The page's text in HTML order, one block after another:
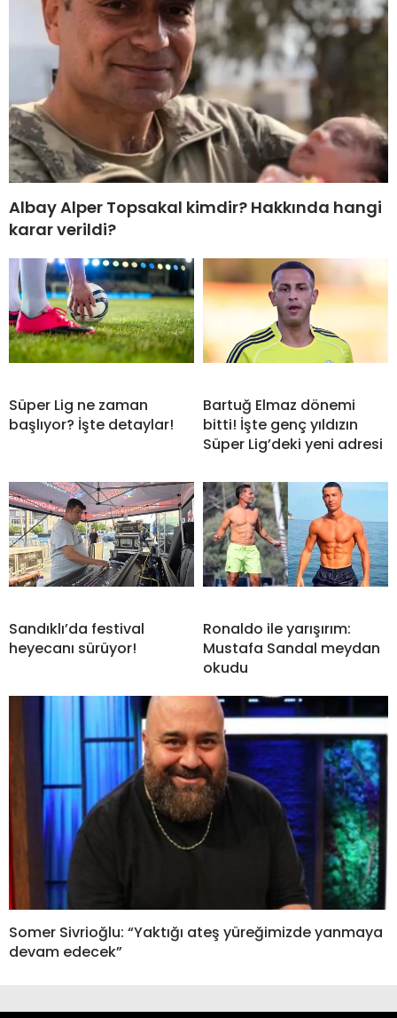
Albay Alper Topsakal kimdir? Hakkında hangi
karar verildi?
Süper Lig ne zaman
başlıyor? İşte detaylar!
Bartuğ Elmaz dönemi
bitti! İşte genç yıldızın
Süper Lig’deki yeni adresi
Sandıklı’da festival
heyecanı sürüyor!
Ronaldo ile yarışırım:
Mustafa Sandal meydan
okudu
Somer Sivrioğlu: “Yaktığı ateş yüreğimizde yanmaya
devam edecek”